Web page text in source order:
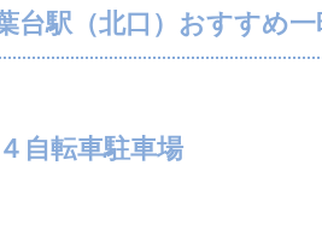
台駅（北口）おすすめ一
自転車駐車場